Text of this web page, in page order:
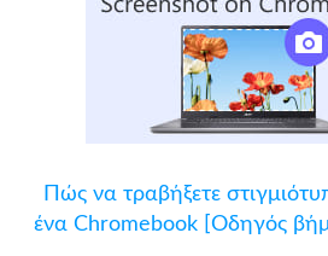
Πώς να τραβήξετε
ένα Chromebook [Οδηγός